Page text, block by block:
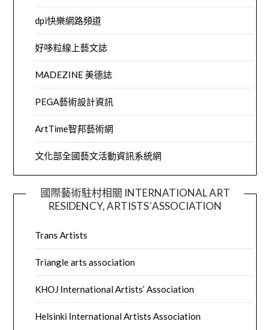
dpi快樂網路頻道
好哆粒線上藝文誌
MADEZINE 美德誌
PEGA藝術設計資訊
ArtTime智邦藝術網
文化部全國藝文活動資訊系統網
國際藝術駐村相關 INTERNATIONAL ART
RESIDENCY, ARTISTS´ASSOCIATION
Trans Artists
Triangle arts association
KHOJ International Artists’ Association
Helsinki International Artists Association